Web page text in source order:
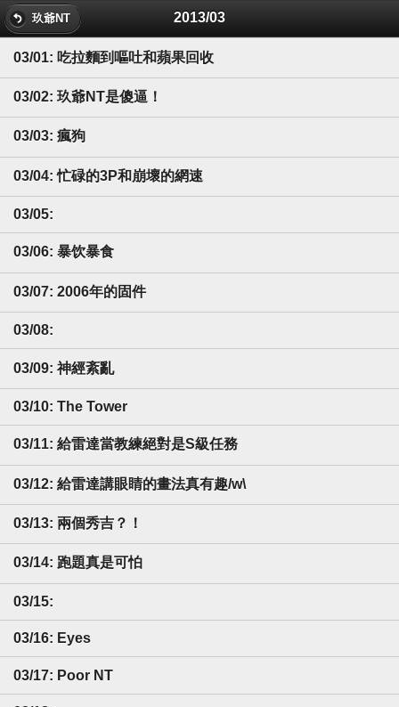
玖爺NT 2013/03
03/01: 吃拉麵到嘔吐和蘋果回收
03/02: 玖爺NT是傻逼！
03/03: 瘋狗
03/04: 忙碌的3P和崩壞的網速
03/05:
03/06: 暴饮暴食
03/07: 2006年的固件
03/08:
03/09: 神經紊亂
03/10: The Tower
03/11: 給雷達當教練絕對是S級任務
03/12: 給雷達講眼睛的畫法真有趣/w\
03/13: 兩個秀吉？！
03/14: 跑題真是可怕
03/15:
03/16: Eyes
03/17: Poor NT